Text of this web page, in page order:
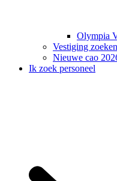
Olympia
Vestiging zoeken
Nieuwe cao
Ik zoek personeel